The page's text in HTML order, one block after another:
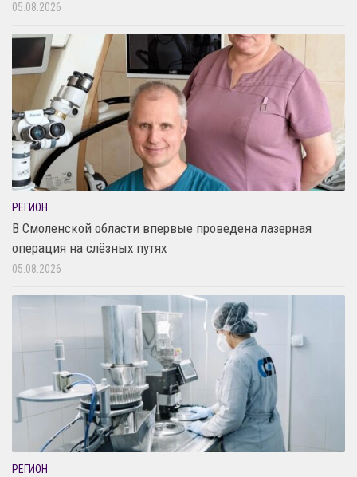
05.08.2026
РЕГИОН
В Смоленской области впервые проведена лазерная
операция на слёзных путях
05.08.2026
РЕГИОН